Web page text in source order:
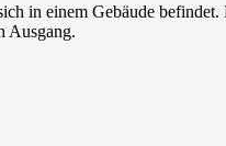
in einem Gebäude
Ausgang.